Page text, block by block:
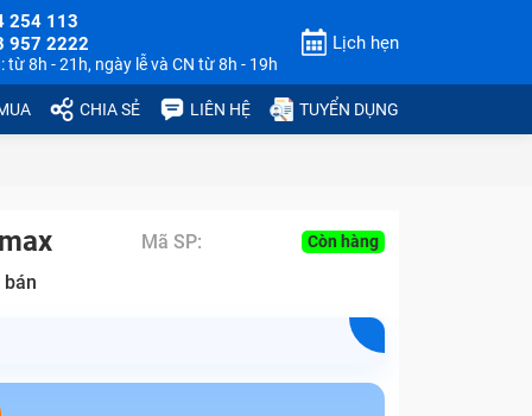
254 113
957 2222
từ 8h - 21h, ngày lễ và CN từ 8h - 19h
Lịch hẹn
CHIA SẺ LIÊN HỆ TUYỂN DỤNG
Mã SP: Còn hàng